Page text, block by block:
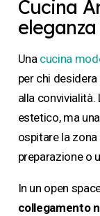
Cucina
Una cucina
per chi
alla convivialità.
estetico, ma
ospitare la
preparazione o
In un open
collegamento